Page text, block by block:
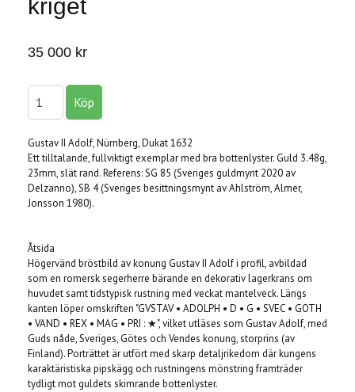
kriget
35 000 kr
Gustav II Adolf, Nürnberg, Dukat 1632
Ett tilltalande, fullviktigt exemplar med bra bottenlyster. Guld 3.48g,
23mm, slät rand. Referens: SG 85 (Sveriges guldmynt 2020 av
Delzanno), SB 4 (Sveriges besittningsmynt av Ahlström, Almer,
Jonsson 1980).
Åtsida
Högervänd bröstbild av konung Gustav II Adolf i profil, avbildad
som en romersk segerherre bärande en dekorativ lagerkrans om
huvudet samt tidstypisk rustning med veckat mantelveck. Längs
kanten löper omskriften "GVSTAV • ADOLPH • D • G • SVEC • GOTH
• VAND • REX • MAG • PRI : ★", vilket utläses som Gustav Adolf, med
Guds nåde, Sveriges, Götes och Vendes konung, storprins (av
Finland). Porträttet är utfört med skarp detaljrikedom där kungens
karaktäristiska pipskägg och rustningens mönstring framträder
tydligt mot guldets skimrande bottenlyster.